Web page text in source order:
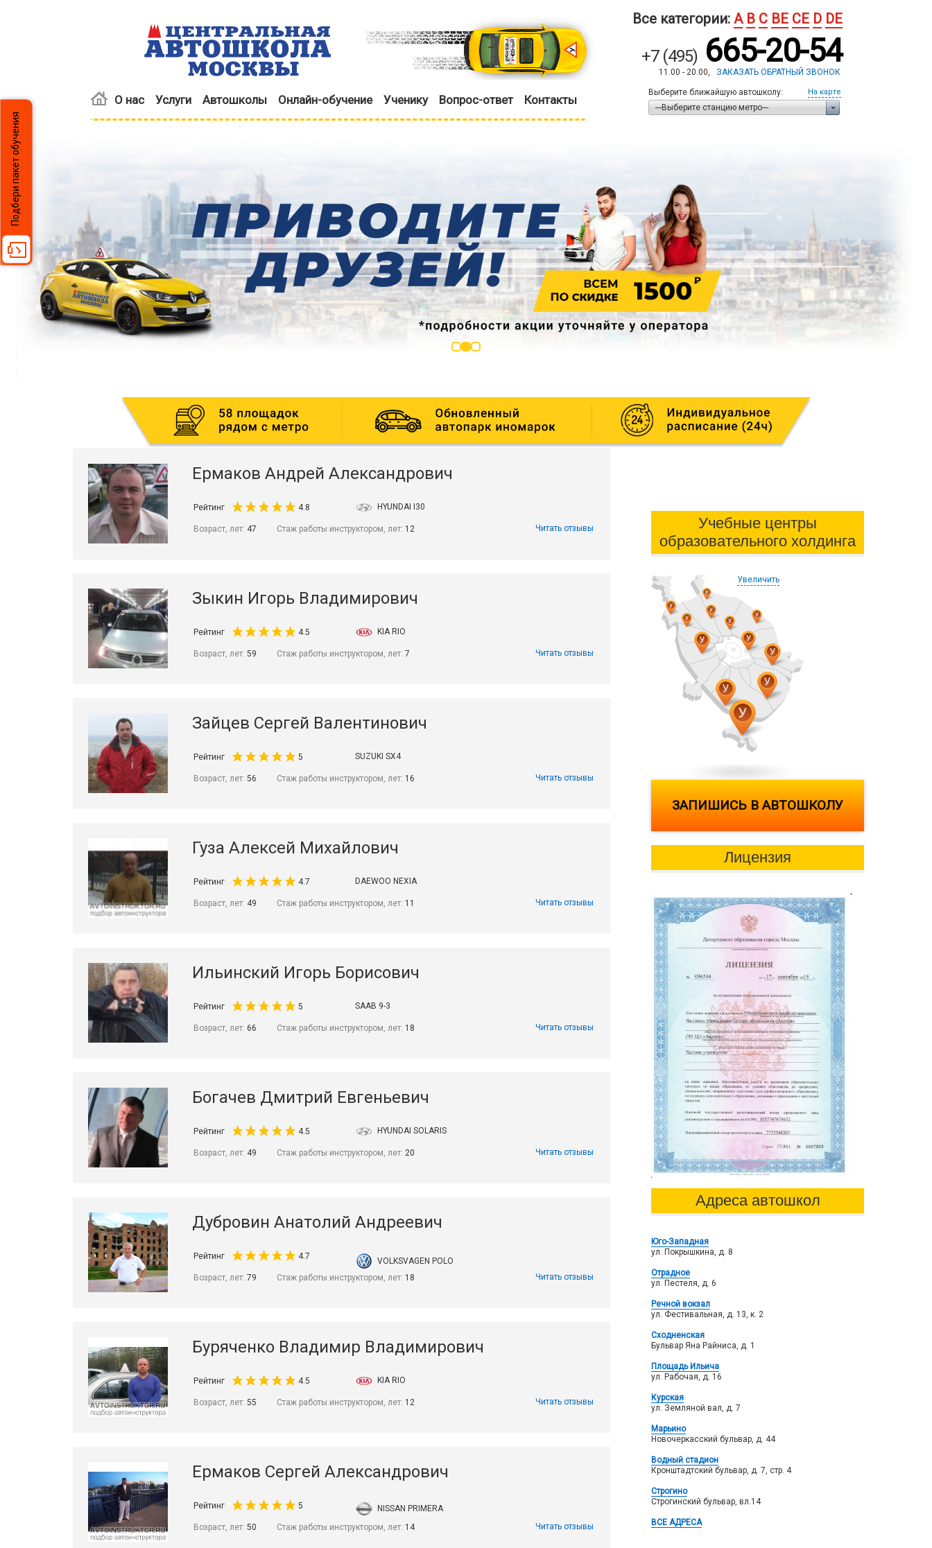
Все категории: A B C BE CE D DE
+7 (495) 665-20-54
11.00 - 20.00, ЗАКАЗАТЬ ОБРАТНЫЙ ЗВОНОК
О нас Услуги Автошколы Онлайн-обучение Ученику Вопрос-ответ Контакты
На карте
Выберите ближайшую автошколу:
---Выберите станцию метро---
Ермаков Андрей Александрович
Рейтинг 4.8 HYUNDAI I30
Возраст, лет: 47 Стаж работы инструктором, лет: 12 Читать отзывы
Зыкин Игорь Владимирович
Рейтинг 4.5 KIA RIO
Возраст, лет: 59 Стаж работы инструктором, лет: 7 Читать отзывы
Зайцев Сергей Валентинович
Рейтинг 5 SUZUKI SX4
Возраст, лет: 56 Стаж работы инструктором, лет: 16 Читать отзывы
Гуза Алексей Михайлович
Рейтинг 4.7 DAEWOO NEXIA
Возраст, лет: 49 Стаж работы инструктором, лет: 11 Читать отзывы
Ильинский Игорь Борисович
Рейтинг 5 SAAB 9-3
Возраст, лет: 66 Стаж работы инструктором, лет: 18 Читать отзывы
Богачев Дмитрий Евгеньевич
Рейтинг 4.5 HYUNDAI SOLARIS
Возраст, лет: 49 Стаж работы инструктором, лет: 20 Читать отзывы
Дубровин Анатолий Андреевич
Рейтинг 4.7
VOLKSVAGEN POLO
Возраст, лет: 79 Стаж работы инструктором, лет: 18 Читать отзывы
Буряченко Владимир Владимирович
Рейтинг 4.5 KIA RIO
Возраст, лет: 55 Стаж работы инструктором, лет: 12 Читать отзывы
Ермаков Сергей Александрович
Рейтинг 5
NISSAN PRIMERA
Возраст, лет: 50 Стаж работы инструктором, лет: 14 Читать отзывы
Учебные центры
образовательного холдинга
Увеличить
ЗАПИШИСЬ В АВТОШКОЛУ
Лицензия
Адреса автошкол
Юго-Западная
ул. Покрышкина, д. 8
Отрадное
ул. Пестеля, д. 6
Речной вокзал
ул. Фестивальная, д. 13, к. 2
Сходненская
Бульвар Яна Райниса, д. 1
Площадь Ильича
ул. Рабочая, д. 16
Курская
ул. Земляной вал, д. 7
Марьино
Новочеркасский бульвар, д. 44
Водный стадион
Кронштадтский бульвар, д. 7, стр. 4
Строгино
Строгинский бульвар, вл.14
ВСЕ АДРЕСА
Подбери пакет обучения